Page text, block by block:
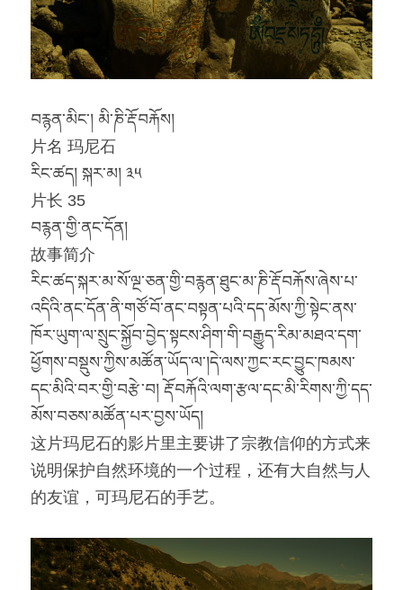
བརྙན་མིང་། མི་ཎི་རྡོ་བརྐོས།
片名 玛尼石
རིང་ཚད། སྐར་མ། ༣༥
片长 35
བརྙན་གྱི་ནང་དོན།
故事简介
རིང་ཚད་སྐར་མ་སོ་ལྔ་ཅན་གྱི་བརྙན་ཐུང་མ་ཎི་རྡོ་བརྐོས་ཞེས་པ་
འདིའི་ནང་དོན་ནི་གཙོ་བོ་ནང་བསྟན་པའི་དད་མོས་ཀྱི་སྟེང་ནས་
ཁོར་ཡུག་ལ་སྲུང་སྐྱོབ་བྱེད་སྟངས་ཤིག་གི་བརྒྱུད་རིམ་མཐའ་དག་
ཕྱོགས་བསྡུས་ཀྱིས་མཚོན་ཡོད་ལ་།དེ་ལས་ཀྱང་རང་བྱུང་ཁམས་
དང་མིའི་བར་གྱི་བརྩེ་བ། རྡོ་བརྐོའི་ལག་རྩལ་དང་མི་རིགས་ཀྱི་དད་
མོས་བཅས་མཚོན་པར་བྱས་ཡོད།
这片玛尼石的影片里主要讲了宗教信仰的方式来
说明保护自然环境的一个过程，还有大自然与人
的友谊，可玛尼石的手艺。